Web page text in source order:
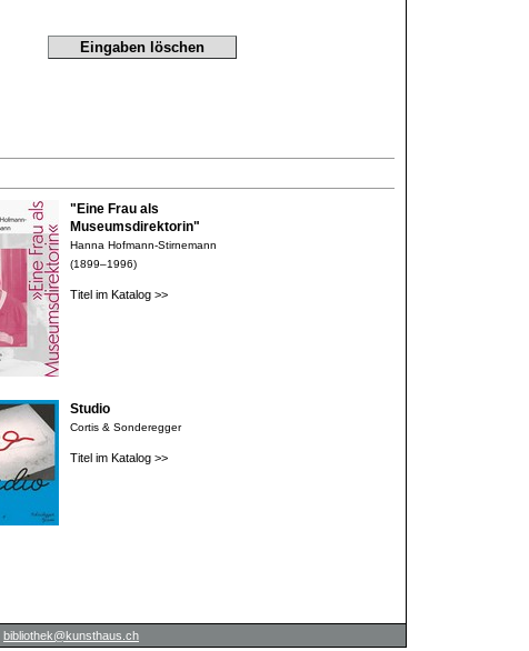
"Eine Frau als
Museumsdirektorin"
Hanna Hofmann-Stirnemann
(1899–1996)
Titel im Katalog >>
Studio
Cortis & Sonderegger
Titel im Katalog >>
bibliothek@kunsthaus.ch